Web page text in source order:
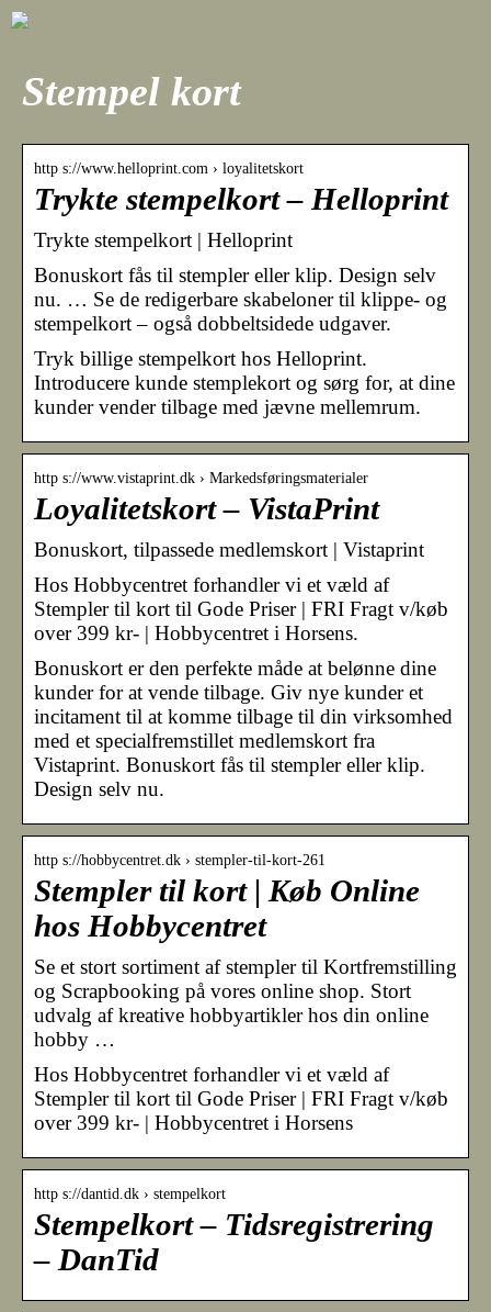
Stempel kort
http s://www.helloprint.com › loyalitetskort
Trykte stempelkort – Helloprint
Trykte stempelkort | Helloprint
Bonuskort fås til stempler eller klip. Design selv
nu. … Se de redigerbare skabeloner til klippe- og
stempelkort – også dobbeltsidede udgaver.
Tryk billige stempelkort hos Helloprint.
Introducere kunde stemplekort og sørg for, at dine
kunder vender tilbage med jævne mellemrum.
http s://www.vistaprint.dk › Markedsføringsmaterialer
Loyalitetskort – VistaPrint
Bonuskort, tilpassede medlemskort | Vistaprint
Hos Hobbycentret forhandler vi et væld af
Stempler til kort til Gode Priser | FRI Fragt v/køb
over 399 kr- | Hobbycentret i Horsens.
Bonuskort er den perfekte måde at belønne dine
kunder for at vende tilbage. Giv nye kunder et
incitament til at komme tilbage til din virksomhed
med et specialfremstillet medlemskort fra
Vistaprint. Bonuskort fås til stempler eller klip.
Design selv nu.
http s://hobbycentret.dk › stempler-til-kort-261
Stempler til kort | Køb Online
hos Hobbycentret
Se et stort sortiment af stempler til Kortfremstilling
og Scrapbooking på vores online shop. Stort
udvalg af kreative hobbyartikler hos din online
hobby …
Hos Hobbycentret forhandler vi et væld af
Stempler til kort til Gode Priser | FRI Fragt v/køb
over 399 kr- | Hobbycentret i Horsens
http s://dantid.dk › stempelkort
Stempelkort – Tidsregistrering
– DanTid